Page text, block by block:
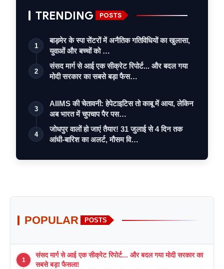
TRENDING POSTS
1
बाड़मेर के स्पा सेंटरों में अनैतिक गतिविधियों का खुलासा,
युवाओं और बच्चों को …
2
संसद मार्ग से आई एक सीक्रेट रिपोर्ट... और बदल गया
मोदी सरकार का सबसे बड़ा फैस…
3
AIIMS की चेतावनी: हेपेटाइटिस तो काबू में आया, लेकिन
अब भारत में चुपचाप पैर पस…
4
जोधपुर वालों हो जाएं तैयार! 31 जुलाई से 4 दिन तक
आंधी-बारिश का अलर्ट, मौसम वि…
POPULAR POSTS
1
संसद मार्ग से आई एक सीक्रेट रिपोर्ट... और बदल गया मोदी सरकार का
सबसे बड़ा फैसला!